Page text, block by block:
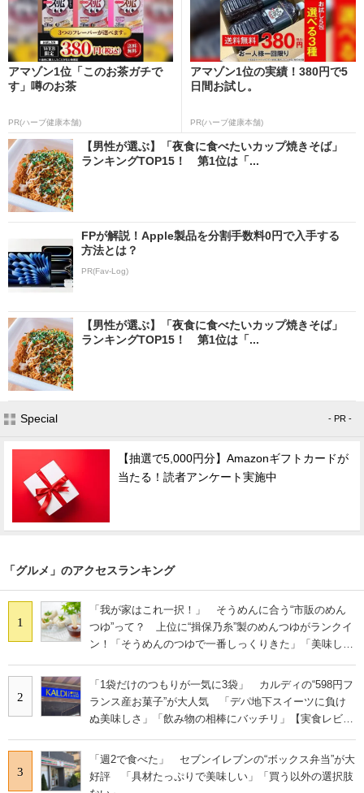
アマゾン1位「このお茶ガチで
す」噂のお茶
PR(ハーブ健康本舗)
アマゾン1位の実績！380円で5
日間お試し。
PR(ハーブ健康本舗)
【男性が選ぶ】「夜食に食べたいカップ焼きそば」
ランキングTOP15！ 第1位は「...
FPが解説！Apple製品を分割手数料0円で入手する
方法とは？
PR(Fav-Log)
【男性が選ぶ】「夜食に食べたいカップ焼きそば」
ランキングTOP15！ 第1位は「...
Special - PR -
【抽選で5,000円分】Amazonギフトカードが
当たる！読者アンケート実施中
「グルメ」のアクセスランキング
1
「我が家はこれ一択！」 そうめんに合う“市販のめん
つゆ”って？ 上位に“揖保乃糸”製のめんつゆがランクイ
ン！「そうめんのつゆで一番しっくりきた」「美味しす
2
「1袋だけのつもりが一気に3袋」 カルディの“598円フ
ランス産お菓子”が大人気 「デパ地下スイーツに負け
ぬ美味しさ」「飲み物の相棒にバッチリ」【実食レビュ
3
「週2で食べた」 セブンイレブンの“ボックス弁当”が大
好評 「具材たっぷりで美味しい」「買う以外の選択肢